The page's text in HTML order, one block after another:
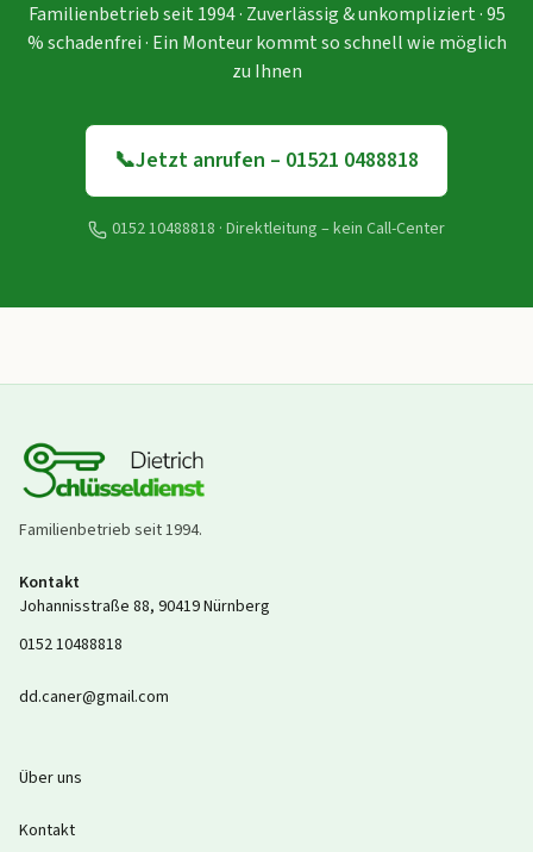
Familienbetrieb seit 1994 · Zuverlässig & unkompliziert · 95
% schadenfrei · Ein Monteur kommt so schnell wie möglich
zu Ihnen
📞Jetzt anrufen – 01521 0488818
0152 10488818 · Direktleitung – kein Call-Center
Familienbetrieb seit1994.
Kontakt
Johannisstraße 88, 90419Nürnberg
0152 10488818
dd.caner@gmail.com
Über uns
Kontakt